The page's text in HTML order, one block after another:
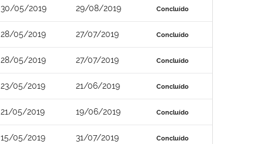
30/05/2019 29/08/2019 Concluído
28/05/2019 27/07/2019 Concluído
28/05/2019 27/07/2019 Concluído
23/05/2019 21/06/2019 Concluído
21/05/2019 19/06/2019 Concluído
15/05/2019 31/07/2019 Concluído